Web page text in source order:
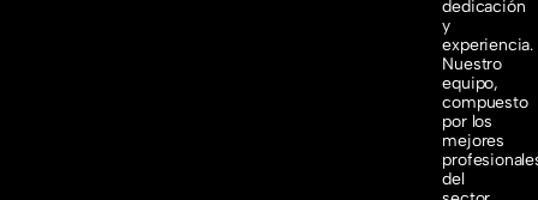
dedicación
y
experiencia.
Nuestro
equipo,
compuesto
por los
mejores
del